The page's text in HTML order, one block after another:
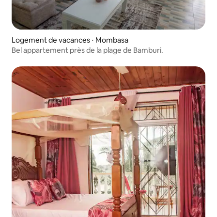
Logement de vacances ⋅ Mombasa
Bel appartement près de la plage de Bamburi.